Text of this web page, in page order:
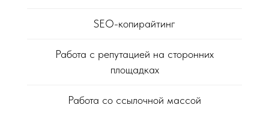
SEO-копирайтинг
Работа с репутацией на сторонних
площадках
Работа со ссылочной массой